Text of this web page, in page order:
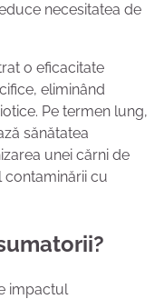
necesitatea de
o eficacitate
eliminând
Pe termen lung,
sănătatea
unei cărni de
contaminării cu
impactul